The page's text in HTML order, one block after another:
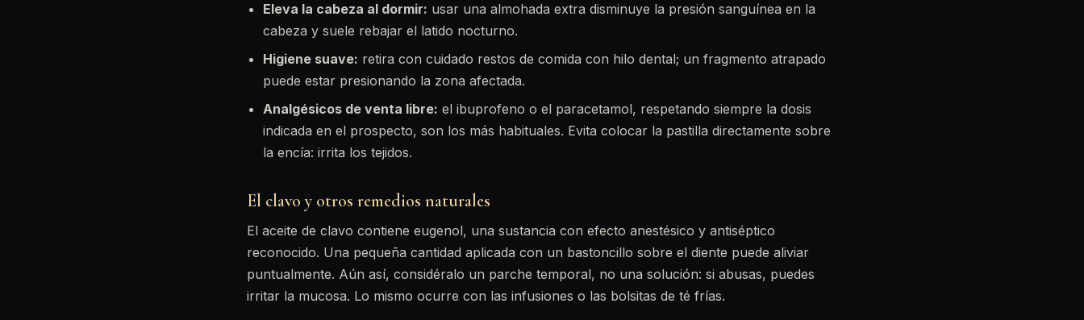
Eleva la cabeza al dormir: usar una almohada extra disminuye la presión sanguínea en la
cabeza y suele rebajar el latido nocturno.
Higiene suave: retira con cuidado restos de comida con hilo dental; un fragmento atrapado
puede estar presionando la zona afectada.
Analgésicos de venta libre: el ibuprofeno o el paracetamol, respetando siempre la dosis
indicada en el prospecto, son los más habituales. Evita colocar la pastilla directamente sobre
la encía: irrita los tejidos.
El clavo y otros remedios naturales
El aceite de clavo contiene eugenol, una sustancia con efecto anestésico y antiséptico
reconocido. Una pequeña cantidad aplicada con un bastoncillo sobre el diente puede aliviar
puntualmente. Aún así, considéralo un parche temporal, no una solución: si abusas, puedes
irritar la mucosa. Lo mismo ocurre con las infusiones o las bolsitas de té frías.